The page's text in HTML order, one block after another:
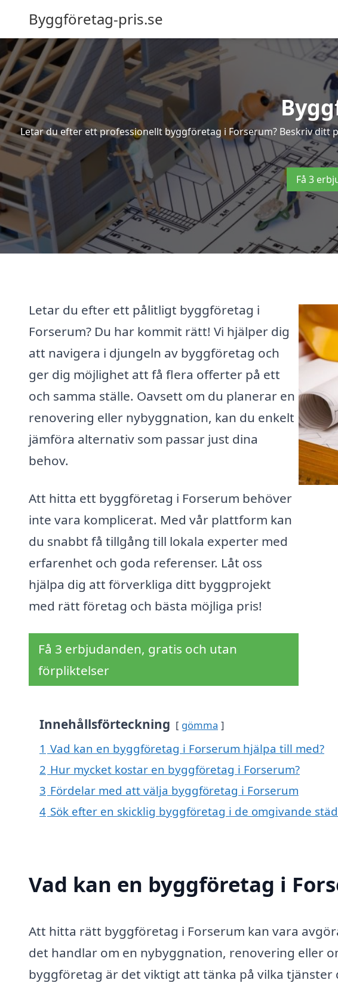
Byggföretag-pris.se
Letar du efter ett professionellt byggföretag i Forserum? Beskriv
Få 3
Letar du efter ett pålitligt byggföretag i
Forserum? Du har kommit rätt! Vi hjälper dig
att navigera i djungeln av byggföretag och
ger dig möjlighet att få flera offerter på ett
och samma ställe. Oavsett om du planerar en
renovering eller nybyggnation, kan du enkelt
jämföra alternativ som passar just dina
behov.
Att hitta ett byggföretag i Forserum behöver
inte vara komplicerat. Med vår plattform kan
du snabbt få tillgång till lokala experter med
erfarenhet och goda referenser. Låt oss
hjälpa dig att förverkliga ditt byggprojekt
med rätt företag och bästa möjliga pris!
Få 3 erbjudanden, gratis och utan
förpliktelser
Innehållsförteckning gömma
1 Vad kan en byggföretag i Forserum hjälpa till med?
2 Hur mycket kostar en byggföretag i Forserum?
3 Fördelar med att välja byggföretag i Forserum
4 Sök efter en skicklig byggföretag i de omgivande
Vad kan en byggföretag i
Att hitta rätt byggföretag i Forserum kan vara
det handlar om en nybyggnation, renovering eller
byggföretag är det viktigt att tänka på vilka tjänster